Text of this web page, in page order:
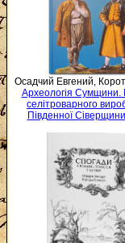
Осадчий Евгений,
Археологія Сумщини.
селітроварного
Південної